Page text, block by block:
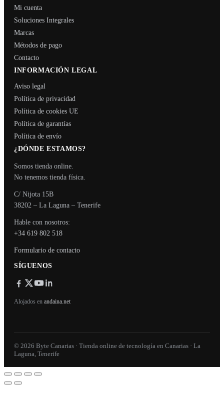
Mi cuenta
Soluciones Integrales
Marcas
Métodos de pago
Contacto
INFORMACIÓN LEGAL
Aviso legal
Política de privacidad
Política de cookies UE
Política de garantías
Política de envío
¿DÓNDE ESTAMOS?
Somos tienda online.
No tenemos tienda física.
C/ Nijota 15B
38202 – La Laguna – Tenerife
Hable con nosotros:
+34 619 802 518
Formulario de contacto
SÍGUENOS
Alojados en andaina.net
© 2026 Byte Canarias · Tienda online de tecnología en Canarias · La
Laguna, Tenerife